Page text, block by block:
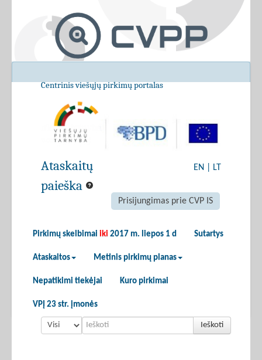
Centrinis viešųjų pirkimų portalas
EN LT
Prisijungimas prie CVP IS
Pirkimų skelbimai iki 2017 m. liepos 1 d Sutartys
Ataskaitos Metinis pirkimų planas
Nepatikimi tiekėjai Kuro pirkimai
VPĮ 23 str. įmonės
Ataskaitų
paieška
Ieškoti